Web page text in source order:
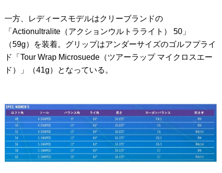
一方、レディースモデルはクリーブランドの
「Actionultralite（アクションウルトラライト） 50」
（59g）を装着。グリップはアンダーサイズのゴルフプライ
ド「Tour Wrap Microsuede（ツアーラップ マイクロスエー
ド）」（41g）となっている。